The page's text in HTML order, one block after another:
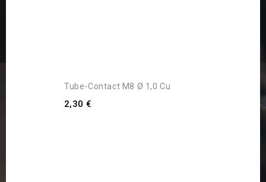
Tube-Contact M8 Ø 1,0 Cu
2,30 €